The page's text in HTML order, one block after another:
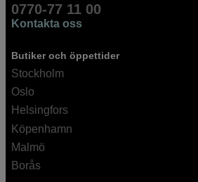
0770-77 11 00
Kontakta oss
Butiker och öppettider
Stockholm
Oslo
Helsingfors
Köpenhamn
Malmö
Borås